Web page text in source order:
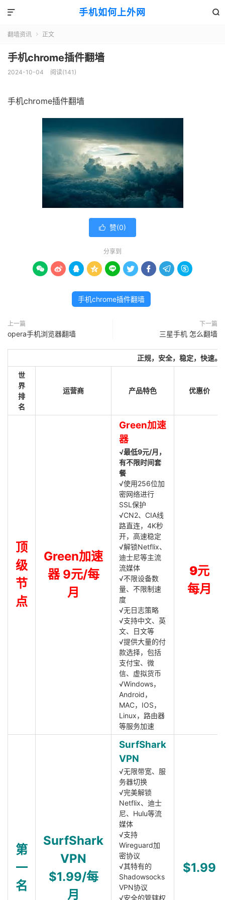
手机如何上外网 

翻墙资讯  正文
手机chrome插件翻墙
2024-10-04 阅读(141)
手机chrome插件翻墙
 赞(0)
分享到
        
手机chrome插件翻墙
上一篇
opera手机浏览器翻墙
下一篇
三星手机 怎么翻墙
正规，安全，稳定，快速。
世
界
排
名
运营商 产品特色 优惠价
顶
级
节
点
Green加速
器 9元/每
月
Green加速
器
√最低9元/月，
有不限时间套
餐
√使用256位加
密网络进行
SSL保护
√CN2、CIA线
路直连，4K秒
开，高速稳定
√解锁Netflix、
迪士尼等主流
流媒体
√不限设备数
量、不限制速
度
√无日志策略
√支持中文、英
文、日文等
√提供大量的付
款选择，包括
支付宝、微
信、虚拟货币
√Windows，
Android，
MAC，IOS，
Linux，路由器
等服务加速
9元
每月
第
一
名
SurfShark
VPN
$1.99/每
月
SurfShark
VPN
√无限带宽、服
务器切换
√完美解锁
Netflix、迪士
尼、Hulu等流
媒体
√支持
Wireguard加
密协议
√其特有的
Shadowsocks
VPN协议
√安全的管辖权
$1.99